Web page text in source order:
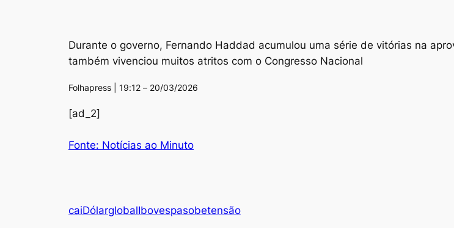
Durante o governo, Fernando Haddad acumulou uma série de vitórias na
também vivenciou muitos atritos com o Congresso Nacional
Folhapress | 19:12 – 20/03/2026
[ad_2]
Fonte: Notícias ao Minuto
caiDólarglobalIbovespasobetensão